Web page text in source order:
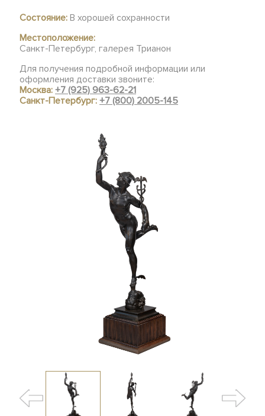
Состояние: В хорошей сохранности
Местоположение:
Санкт-Петербург, галерея Трианон
Для получения подробной информации или
оформления доставки звоните:
Москва:+7 (925) 963-62-21
Санкт-Петербург:+7 (800) 2005-145